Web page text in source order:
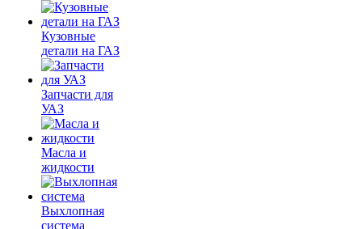
Кузовные
детали на ГАЗ
Запчасти для
УАЗ
Масла и
жидкости
Выхлопная
система